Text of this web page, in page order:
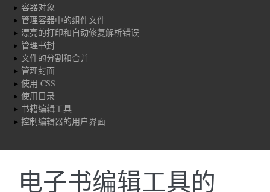
容器对象
管理容器中的组件文件
漂亮的打印和自动修复解析错误
管理书封
文件的分割和合并
管理封面
使用 CSS
使用目录
书籍编辑工具
控制编辑器的用户界面
电子书编辑工具的